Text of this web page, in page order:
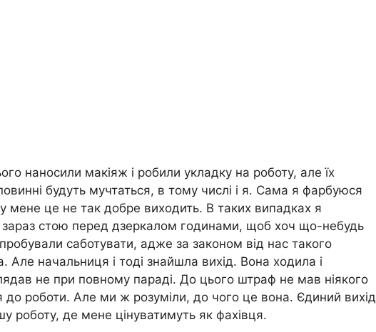
наносили макіяж і робили укладку на роботу, але їх
будуть мучтаться, в тому числі і я. Сама я фарбуюся
мене це не так добре виходить. В таких випадках я
зараз стою перед дзеркалом годинами, щоб хоч що-небудь
саботувати, адже за законом від нас такого
начальниця і тоді знайшла вихід. Вона ходила і
не при повному параді. До цього штраф не мав ніякого
до роботи. Але ми ж розуміли, до чого це вона. Єдиний вихід
роботу, де мене цінуватимуть як фахівця.